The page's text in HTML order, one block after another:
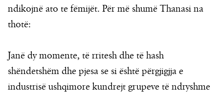
ndikojnë ato te fëmijët. Për më shumë Thanasi na
thotë:
Janë dy momente, të rritesh dhe të hash
shëndetshëm dhe pjesa se si është përgjigjja e
industrisë ushqimore kundrejt grupeve të ndryshme